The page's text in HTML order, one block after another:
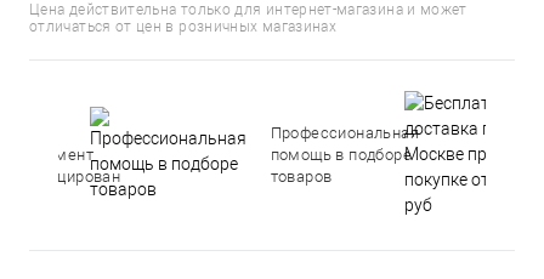
Цена действительна только для интернет-магазина и может
отличаться от цен в розничных магазинах
Профессиональная
помощь в подборе
товаров